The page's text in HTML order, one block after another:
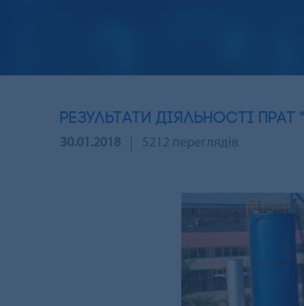
Результати діяльності
30.01.2018 5212 переглядів